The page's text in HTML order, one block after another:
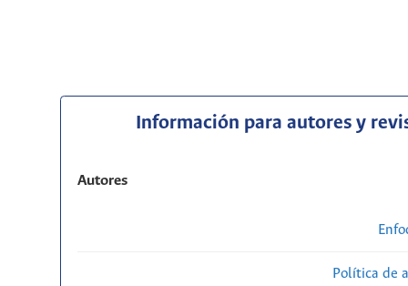
Información para autores y
Autores
Política de